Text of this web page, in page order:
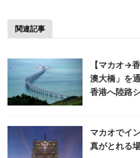
関連記事
【マカオ→
澳大橋」を
香港へ陸路
マカオでイ
真がとれる